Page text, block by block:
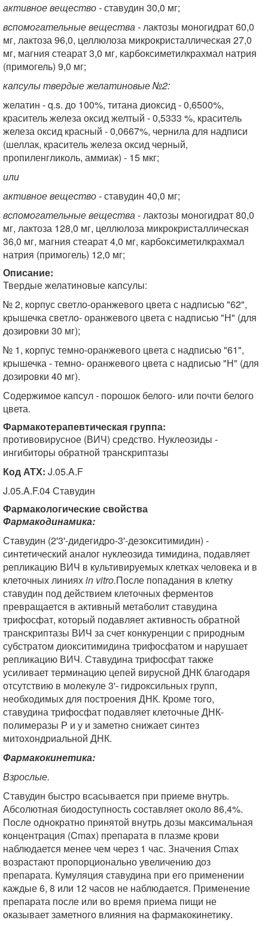
активное вещество -ставудин 30,0 мг;
вспомогательные вещества -лактозы моногидрат 60,0
мг, лактоза 96,0, целлюлоза микрокристаллическая 27,0
мг, магния стеарат 3,0 мг, карбоксиметилкрахмал натрия
(примогель) 9,0 мг;
капсулы твердые желатиновые №2:
желатин - q.s. до 100%, титана диоксид - 0,6500%,
краситель железа оксид желтый - 0,5333 %, краситель
железа оксид красный - 0,0667%, чернила для надписи
(шеллак, краситель железа оксид черный,
пропиленгликоль, аммиак) - 15 мкг;
или
активное вещество -ставудин 40,0 мг;
вспомогательные вещества -лактозы моногидрат 80,0
мг, лактоза 128,0 мг, целлюлоза микрокристаллическая
36,0 мг, магния стеарат 4,0 мг, карбоксиметилкрахмал
натрия (примогель) 12,0 мг;
Описание:
Твердые желатиновые капсулы:
№ 2, корпус светло-оранжевого цвета с надписью "62",
крышечка светло- оранжевого цвета с надписью "Н" (для
дозировки 30 мг);
№ 1, корпус темно-оранжевого цвета с надписью "61",
крышечка - темно- оранжевого цвета с надписью "Н" (для
дозировки 40 мг).
Содержимое капсул - порошок белого- или почти белого
цвета.
Фармакотерапевтическая группа:
противовирусное (ВИЧ) средство. Нуклеозиды -
ингибиторы обратной транскриптазы
Код АТХ: J.05.A.F
J.05.A.F.04 Ставудин
Фармакологические свойства
Фармакодинамика:
Ставудин (2'3'-дидегидро-3'-дезокситимидин) -
синтетический аналог нуклеозида тимидина, подавляет
репликацию ВИЧ в культивируемых клетках человека и в
клеточных линияхin vitro.После попадания в клетку
ставудин под действием клеточных ферментов
превращается в активный метаболит ставудина
трифосфат, который подавляет активность обратной
транскриптазы ВИЧ за счет конкуренции с природным
субстратом диокситимидина трифосфатом и нарушает
репликацию ВИЧ. Ставудина трифосфат также
усиливает терминацию цепей вирусной ДНК благодаря
отсутствию в молекуле 3'- гидроксильных групп,
необходимых для построения ДНК. Кроме того,
ставудина трифосфат подавляет клеточные ДНК-
полимеразы Р и у и заметно снижает синтез
митохондриальной ДНК.
Фармакокинетика:
Взрослые.
Ставудин быстро всасывается при приеме внутрь.
Абсолютная биодоступность составляет около 86,4%.
После однократно принятой внутрь дозы максимальная
концентрация (Cmax) препарата в плазме крови
наблюдается менее чем через 1 час. Значения Cmax
возрастают пропорционально увеличению доз
препарата. Кумуляция ставудина при его применении
каждые 6, 8 или 12 часов не наблюдается. Применение
препарата после или во время приема пищи не
оказывает заметного влияния на фармакокинетику.